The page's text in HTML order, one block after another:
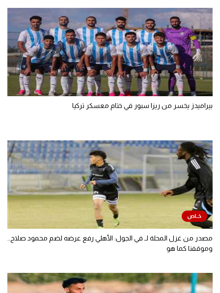
بيراميدز يخسر من ريزا سبور في ختام معسكر تركيا
مصدر من غزل المحلة لـ في الجول: الأهلي رفع عرضه لضم محمود صلاح..
وموقفنا كما هو